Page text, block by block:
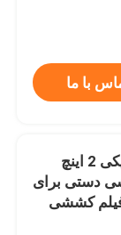
با ما
دسته نگهدارنده پلاستیکی 2 اینچ
دستی برای
فیلم کششی